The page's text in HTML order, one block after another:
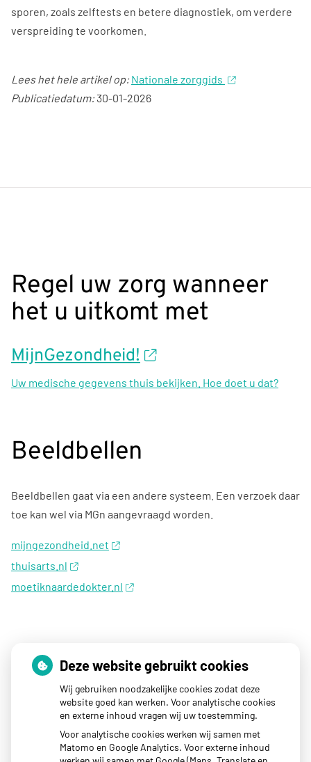
sporen, zoals zelftests en betere diagnostiek, om verdere
verspreiding te voorkomen.
Lees het hele artikel op: Nationale zorggids
Publicatiedatum:30-01-2026
Regel uw zorg wanneer
het u uitkomt met
MijnGezondheid!
Uw medische gegevens thuis bekijken. Hoe doet u dat?
Beeldbellen
Beeldbellen gaat via een andere systeem. Een verzoek daar
toe kan wel via MGn aangevraagd worden.
mijngezondheid.net
thuisarts.nl
moetiknaardedokter.nl
Snel naar
MGN Mijngezondheid.net
voor herhaalrecepten
voor email
Deze website gebruikt cookies
Wij gebruiken noodzakelijke cookies zodat deze
website goed kan werken. Voor analytische cookies
en externe inhoud vragen wij uw toestemming.
Voor analytische cookies werken wij samen met
Matomo en Google Analytics. Voor externe inhoud